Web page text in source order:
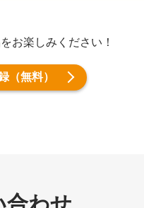
お楽しみください！
（無料）